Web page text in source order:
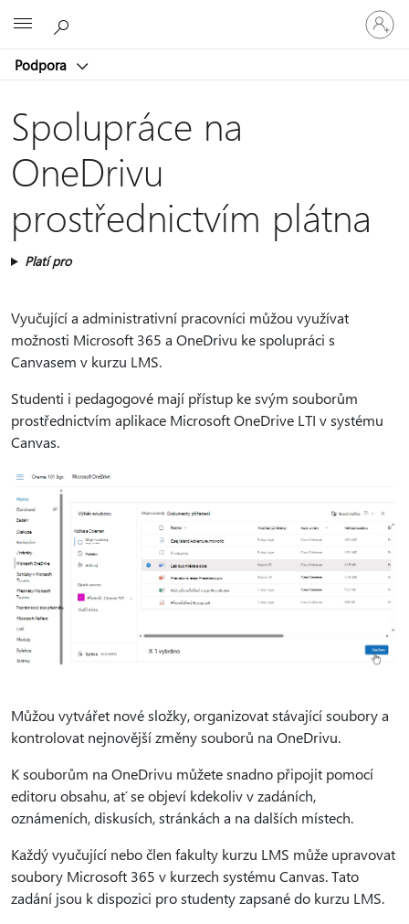
Podpora
Přihlaste
se
ke
účtu
Spolupráce na
OneDrivu
prostřednictvím plátna
Platí pro
Vyučující a administrativní pracovníci můžou využívat
možnosti Microsoft 365 a OneDrivu ke spolupráci s
Canvasem v kurzu LMS.
Studenti i pedagogové mají přístup ke svým souborům
prostřednictvím aplikace Microsoft OneDrive LTI v systému
Canvas.
Můžou vytvářet nové složky, organizovat stávající soubory a
kontrolovat nejnovější změny souborů na OneDrivu.
K souborům na OneDrivu můžete snadno připojit pomocí
editoru obsahu, ať se objeví kdekoliv v zadáních,
oznámeních, diskusích, stránkách a na dalších místech.
Každý vyučující nebo člen fakulty kurzu LMS může upravovat
soubory Microsoft 365 v kurzech systému Canvas. Tato
zadání jsou k dispozici pro studenty zapsané do kurzu LMS.